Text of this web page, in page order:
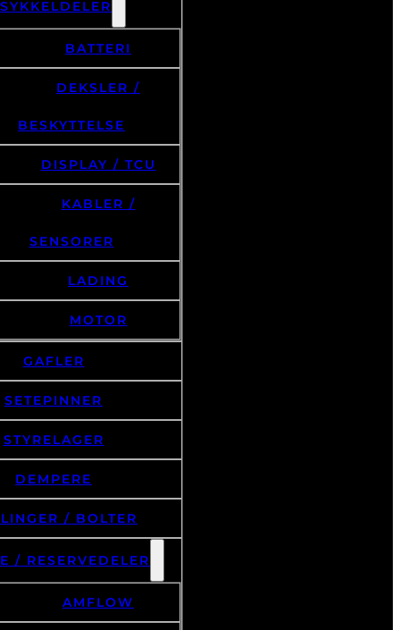
BATTERI
BESKYTTELSE
DISPLAY / TCU
SENSORER
LADING
MOTOR
GAFLER
SETEPINNER
STYRELAGER
DEMPERE
/ BOLTER
/ RESERVEDELER
AMFLOW